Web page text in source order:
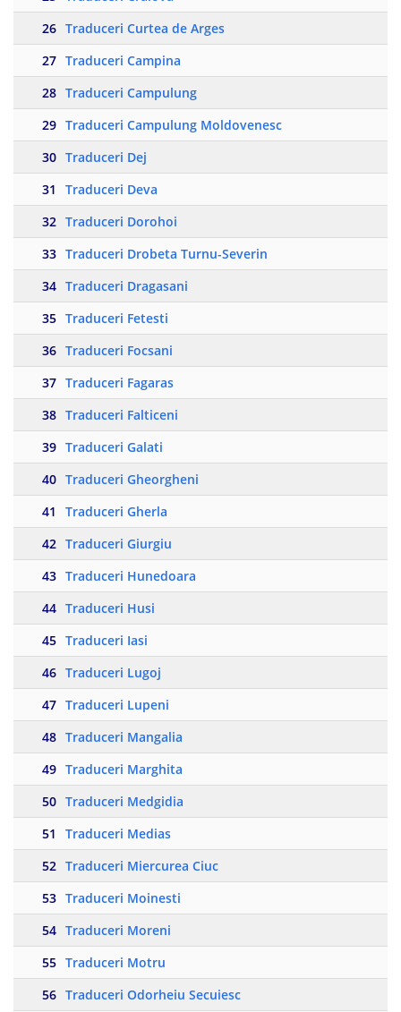
26 Traduceri Curtea de Arges
27 Traduceri Campina
28 Traduceri Campulung
29 Traduceri Campulung Moldovenesc
30 Traduceri Dej
31
Traduceri Deva
32 Traduceri Dorohoi
33 Traduceri Drobeta Turnu-Severin
34 Traduceri Dragasani
35 Traduceri Fetesti
36 Traduceri Focsani
37 Traduceri Fagaras
38 Traduceri Falticeni
39 Traduceri Galati
40 Traduceri Gheorgheni
41
Traduceri Gherla
42 Traduceri Giurgiu
43 Traduceri Hunedoara
44 Traduceri Husi
45 Traduceri Iasi
46 Traduceri Lugoj
47 Traduceri Lupeni
48 Traduceri Mangalia
49 Traduceri Marghita
50 Traduceri Medgidia
51
Traduceri Medias
52 Traduceri Miercurea Ciuc
53 Traduceri Moinesti
54 Traduceri Moreni
55 Traduceri Motru
56 Traduceri Odorheiu Secuiesc